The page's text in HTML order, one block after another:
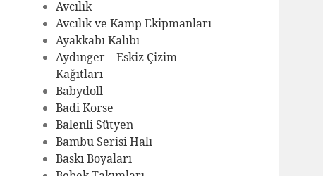
Avcılık
Avcılık ve Kamp Ekipmanları
Ayakkabı Kalıbı
Aydınger – Eskiz Çizim
Kağıtları
Babydoll
Badi Korse
Balenli Sütyen
Bambu Serisi Halı
Baskı Boyaları